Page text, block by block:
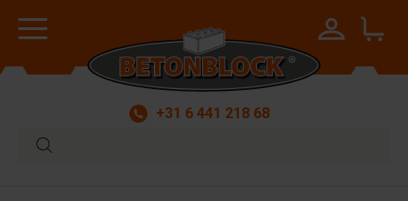
+31 6 441 218 68